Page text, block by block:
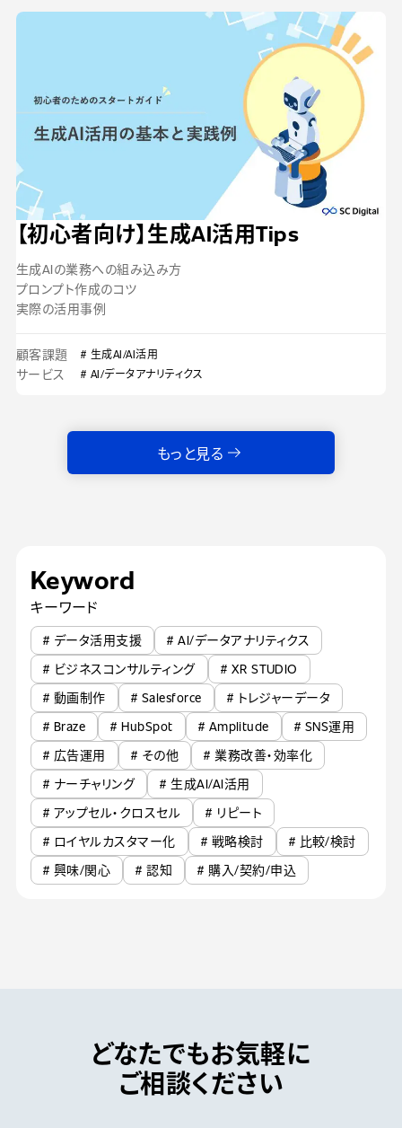
【初心者向け】生成AI活用Tips
生成AIの業務への組み込み方
プロンプト作成のコツ
実際の活用事例
顧客課題 # 生成AI/AI活用
サービス # AI/データアナリティクス
もっと見る
Keyword
キーワード
# データ活用支援
# AI/データアナリティクス
# ビジネスコンサルティング
# XR STUDIO
# 動画制作
# Salesforce
# トレジャーデータ
# Braze
# HubSpot # Amplitude
# SNS運用
# 広告運用
# その他
# 業務改善・効率化
# ナーチャリング
# 生成AI/AI活用
# アップセル・クロスセル
# リピート
# ロイヤルカスタマー化
# 戦略検討
# 比較/検討
# 興味/関心
# 認知 # 購入/契約/申込
どなたでもお気軽に
ご相談ください